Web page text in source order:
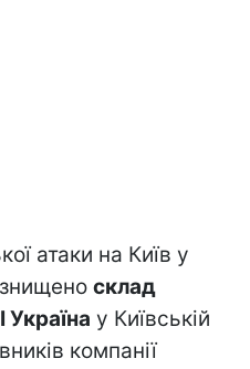
атаки на Київ у
склад
Україна у Київській
компанії